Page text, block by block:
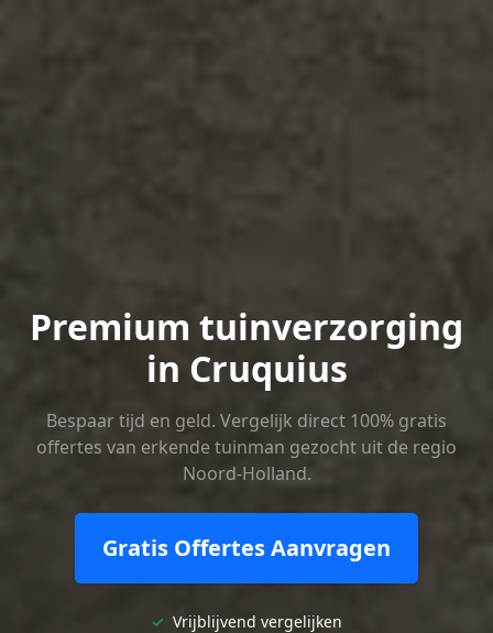
Premium tuinverzorging
in Cruquius
Bespaar tijd en geld. Vergelijk direct 100% gratis
offertes van erkende tuinman gezocht uit de regio
Noord-Holland.
Gratis Offertes Aanvragen
✓ Vrijblijvend vergelijken